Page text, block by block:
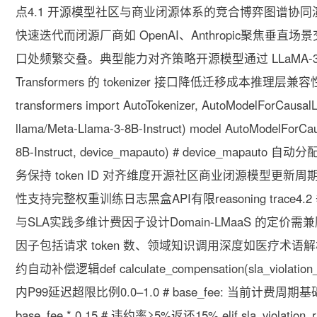
点4.1 开源模型社区与商业闭源体系的竞合博弈图谱协
快速迭代而闭源厂商如 OpenAI、Anthropic聚焦垂直场
口处频繁交叠。典型能力对齐策略开源模型通过
Transformers 的 tokenizer 接口降低迁移成本推理层兼
transformers import AutoTokenizer,
llama/Meta-Llama-3-8B-Instruct) model
8B-Instruct, device_mapauto) # device_mapauto 自动
务保持 token ID 对齐维度开源社区商业闭源模型更新周
性支持完整权重训练日志黑盒API有限reasoning
与SLA实践多维计费因子设计Domain-LMaaS 的定价需
因子包括请求 token 数、领域知识调用深度如医疗术语
约自动补偿逻辑def
内P99延迟超限比例0.0–1.0 # base_fee: 当前计费周期